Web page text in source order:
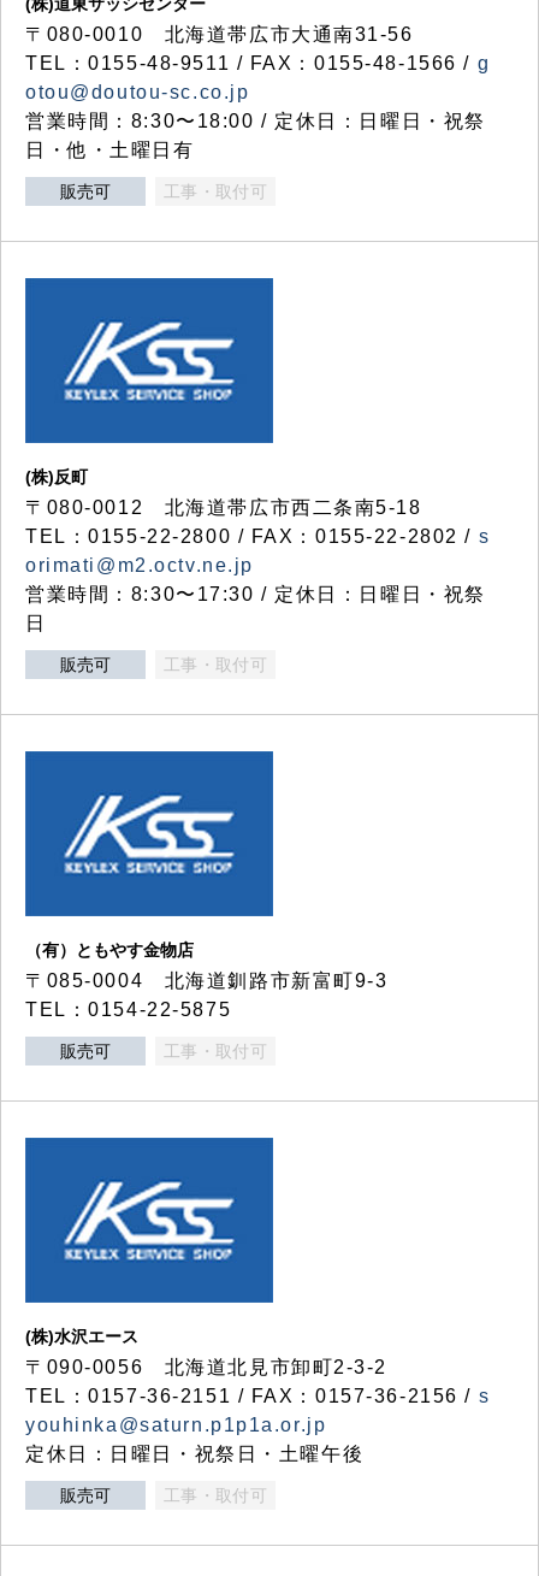
〒080-0010 北海道帯広市大通南31-56
TEL：0155-48-9511 / FAX：0155-48-1566 / g
otou@doutou-sc.co.jp
営業時間：8:30〜18:00 / 定休日：日曜日・祝祭
日・他・土曜日有
販売可 工事・取付可
(株)反町
〒080-0012 北海道帯広市西二条南5-18
TEL：0155-22-2800 / FAX：0155-22-2802 / s
orimati@m2.octv.ne.jp
営業時間：8:30〜17:30 / 定休日：日曜日・祝祭
日
販売可 工事・取付可
（有）ともやす金物店
〒085-0004 北海道釧路市新富町9-3
TEL：0154-22-5875
販売可 工事・取付可
(株)水沢エース
〒090-0056 北海道北見市卸町2-3-2
TEL：0157-36-2151 / FAX：0157-36-2156 / s
youhinka@saturn.p1p1a.or.jp
定休日：日曜日・祝祭日・土曜午後
販売可 工事・取付可